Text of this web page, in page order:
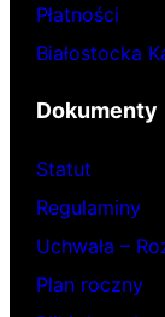
Płatności
Białostocka
Dokumenty
Statut
Regulaminy
Uchwała –
Plan roczny